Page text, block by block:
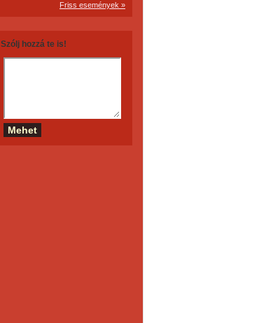
Friss események »
Szólj hozzá te is!